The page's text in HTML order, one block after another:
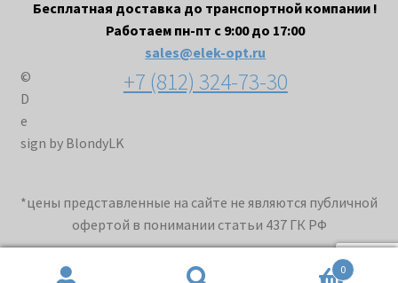
Бесплатная доставка до транспортной компании !
Работаем пн-пт с 9:00 до 17:00
sales@elek-opt.ru
+7 (812) 324-73-30
©
D
e
sign by BlondyLK
0
*цены представленные на сайте не являются публичной
офертой в понимании статьи 437 ГК РФ